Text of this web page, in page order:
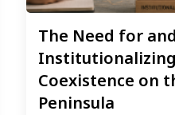
The Need for
Coexistence on
Peninsula